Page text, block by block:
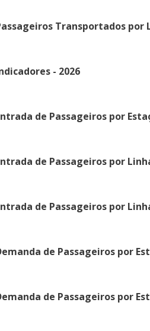
Transportados por
- 2026
de Passageiros por
de Passageiros por
de Passageiros por
de Passageiros por
de Passageiros por